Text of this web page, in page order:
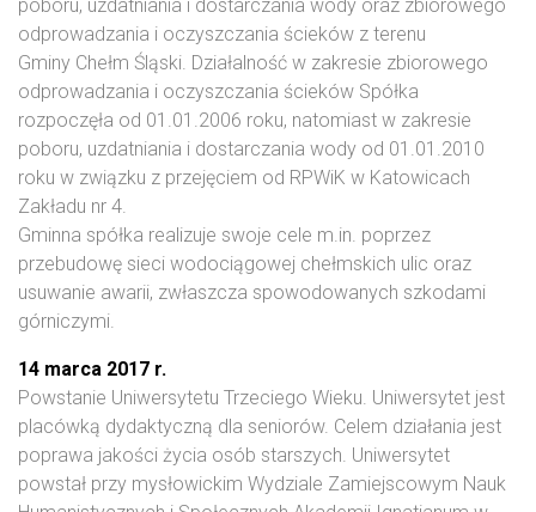
poboru, uzdatniania i dostarczania wody oraz zbiorowego
odprowadzania i oczyszczania ścieków z terenu
Gminy Chełm Śląski. Działalność w zakresie zbiorowego
odprowadzania i oczyszczania ścieków Spółka
rozpoczęła od 01.01.2006 roku, natomiast w zakresie
poboru, uzdatniania i dostarczania wody od 01.01.2010
roku w związku z przejęciem od RPWiK w Katowicach
Zakładu nr 4.
Gminna spółka realizuje swoje cele m.in. poprzez
przebudowę sieci wodociągowej chełmskich ulic oraz
usuwanie awarii, zwłaszcza spowodowanych szkodami
górniczymi.
14 marca 2017 r.
Powstanie Uniwersytetu Trzeciego Wieku. Uniwersytet jest
placówką dydaktyczną dla seniorów. Celem działania jest
poprawa jakości życia osób starszych. Uniwersytet
powstał przy mysłowickim Wydziale Zamiejscowym Nauk